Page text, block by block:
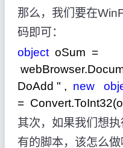
那么，我们要在
码即可：
object oSum =
DoAdd " , new
=
其次，如果我们想
有的脚本，该怎么